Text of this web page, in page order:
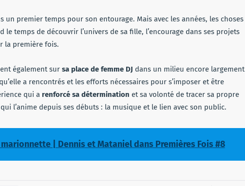
un premier temps pour son entourage. Mais avec les années, les choses
le temps de découvrir l’univers de sa fille, l’encourage dans ses projets
la première fois.
également sur sa place de femme DJ dans un milieu encore largement
a rencontrés et les efforts nécessaires pour s’imposer et être
qui a renforcé sa détermination et sa volonté de tracer sa propre
l’anime depuis ses débuts : la musique et le lien avec son public.
| Dennis et Mataniel dans Premières Fois #8